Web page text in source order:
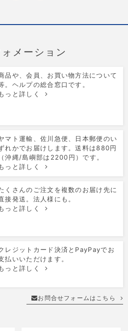
メーション
品や、会員、お買い物方法について
。ヘルプの総合窓口です。
っと詳しく
マト運輸、佐川急便、日本郵便のい
れかでお届けします。送料は880円
（沖縄/島嶼部は2200円）です。
っと詳しく
くさんのご注文を複数のお届け先に
接発送。法人様にも。
っと詳しく
レジットカード決済とPayPayでお
払いいただけます。
っと詳しく
お問合せフォームはこちら